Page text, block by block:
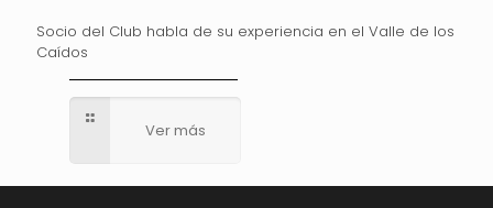
Socio del Club habla de su experiencia en el Valle de los
Caídos
Ver más